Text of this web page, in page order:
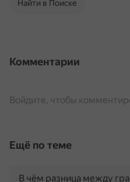
Найти в Поиске
Комментарии
Войдите, чтобы
Ещё по теме
В чём разница между